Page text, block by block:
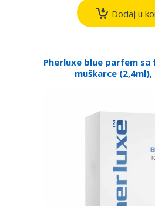
Dodaj u
Pherluxe blue parfem sa
muškarce (2,4ml),